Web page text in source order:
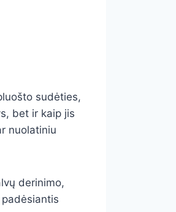
sudėties,
bet ir kaip jis
nuolatiniu
derinimo,